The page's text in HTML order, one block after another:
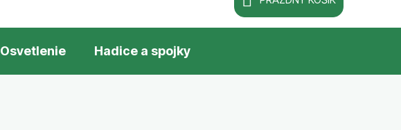
NÁKUPNÝ
Osvetlenie Hadice a spojky